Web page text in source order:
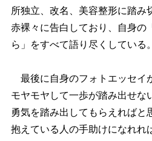
所独立、改名、美容整形に踏み
赤裸々に告白しており、自身の
ら」をすべて語り尽くしている。
最後に自身のフォトエッセイ
モヤモヤして一歩が踏み出せな
勇気を踏み出してもらえればと
抱えている人の手助けになれれ